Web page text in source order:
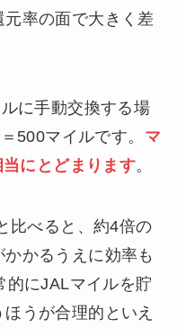
率の面で大きく差
に手動交換する場
500マイルです。 マ
にとどまります。
比べると、約4倍の
かるうえに効率も
的にJALマイルを貯
うが合理的といえ